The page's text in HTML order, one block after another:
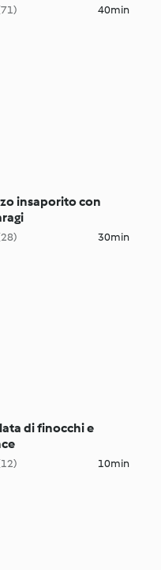
40min
insaporito con
30min
di finocchi e
10min